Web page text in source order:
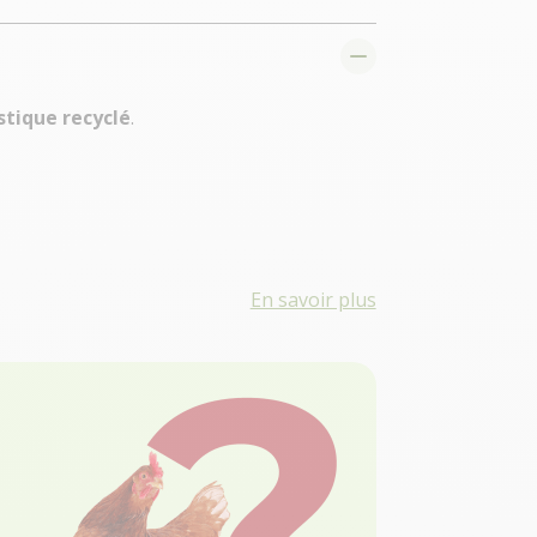
recyclé.
En savoir plus